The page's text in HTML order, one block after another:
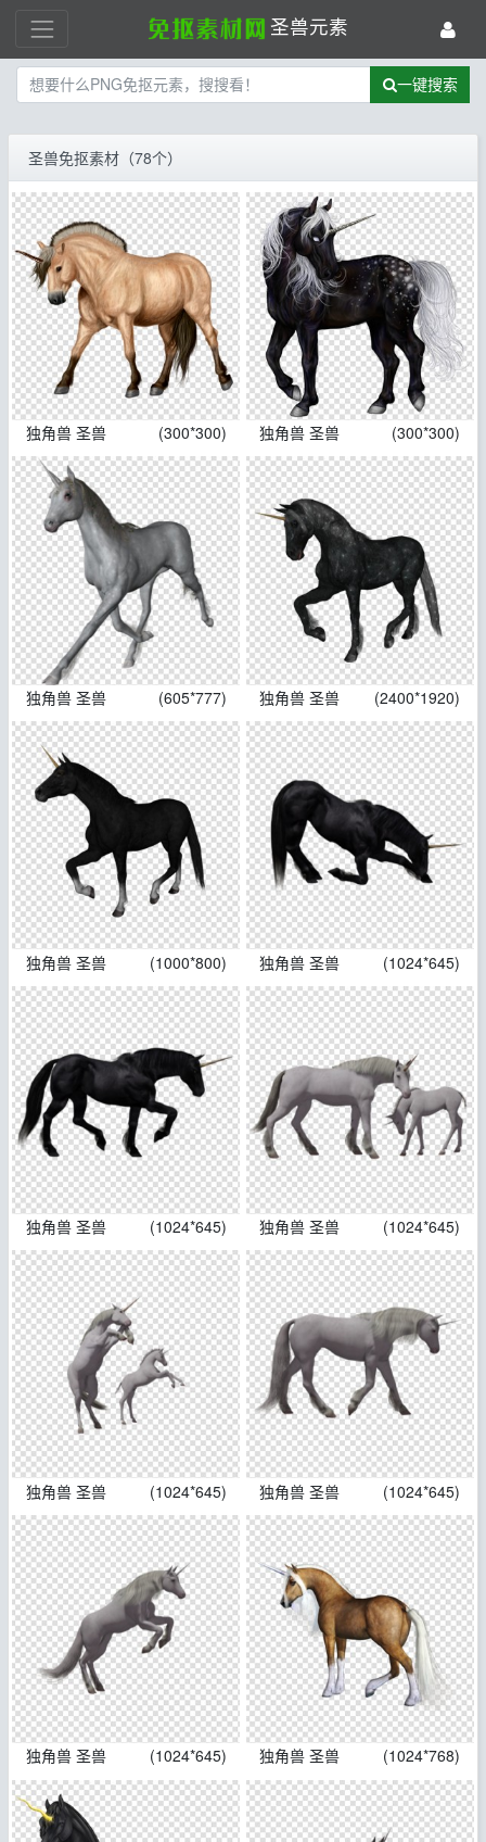
圣兽元素
一键搜索
圣兽免抠素材（78个）
独角兽 圣兽 (300*300) 独角兽 圣兽 (300*300)
独角兽 圣兽 (605*777) 独角兽 圣兽 (2400*1920)
独角兽 圣兽 (1000*800) 独角兽 圣兽 (1024*645)
独角兽 圣兽 (1024*645) 独角兽 圣兽 (1024*645)
独角兽 圣兽 (1024*645) 独角兽 圣兽 (1024*645)
独角兽 圣兽 (1024*645) 独角兽 圣兽 (1024*768)